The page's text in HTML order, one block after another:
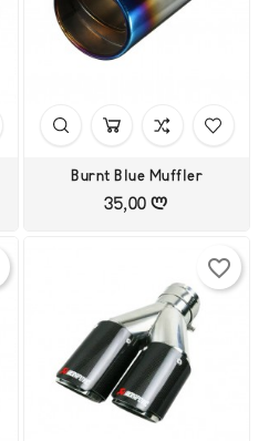
Burnt Blue Muffler
35,00 ლ
favorite_border